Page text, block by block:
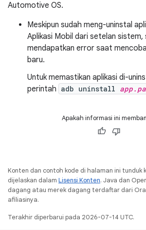
Automotive OS.
Meskipun sudah meng-uninstal
Aplikasi Mobil dari setelan sistem,
mendapatkan error saat
baru.
Untuk memastikan aplikasi di-
perintah adb uninstall
Apakah informasi ini
Konten dan contoh kode di halaman ini tunduk
dijelaskan dalam Lisensi Konten. Java dan
dagang atau merek dagang terdaftar dari
afiliasinya.
Terakhir diperbarui pada 2026-07-14 UTC.